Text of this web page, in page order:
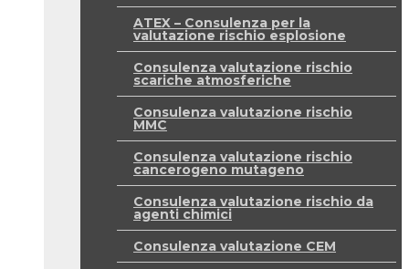
ATEX – Consulenza per la
valutazione rischio esplosione
Consulenza valutazione rischio
scariche atmosferiche
Consulenza valutazione rischio
MMC
Consulenza valutazione rischio
cancerogeno mutageno
Consulenza valutazione rischio da
agenti chimici
Consulenza valutazione CEM